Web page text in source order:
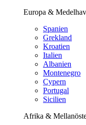
Europa &
Spanien
Grekland
Kroatien
Italien
Albanien
Montenegro
Cypern
Portugal
Sicilien
Afrika &